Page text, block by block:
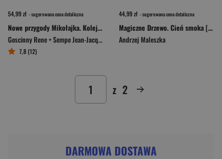
54,99 zł - sugerowana cena detaliczna
Nowe przygody Mikołajka. Kolejna porcja [2024]
Goscinny Rene + Sempe Jean-Jacques
7,8 (12)
44,99 zł - sugerowana cena detaliczna
Magiczne Drzewo. Cień smoka [wydanie 2024]
Andrzej Maleszka
z 2
DARMOWA DOSTAWA